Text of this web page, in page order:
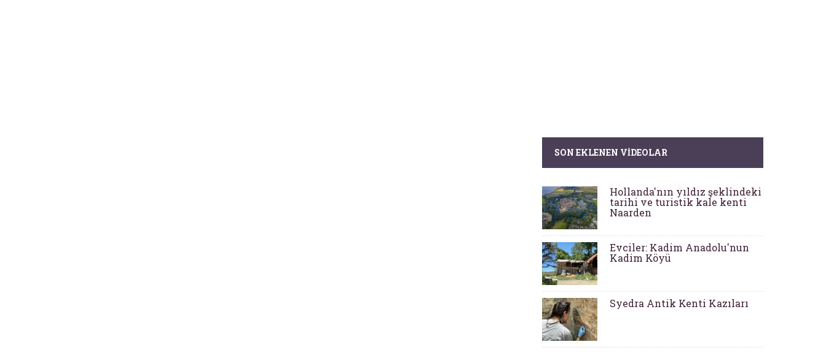
SON EKLENEN VIDEOLAR
Hollanda'nın yıldız şeklindeki
tarihi ve turistik kale kenti
Naarden
Evciler: Kadim Anadolu'nun
Kadim Köyü
Syedra Antik Kenti Kazıları